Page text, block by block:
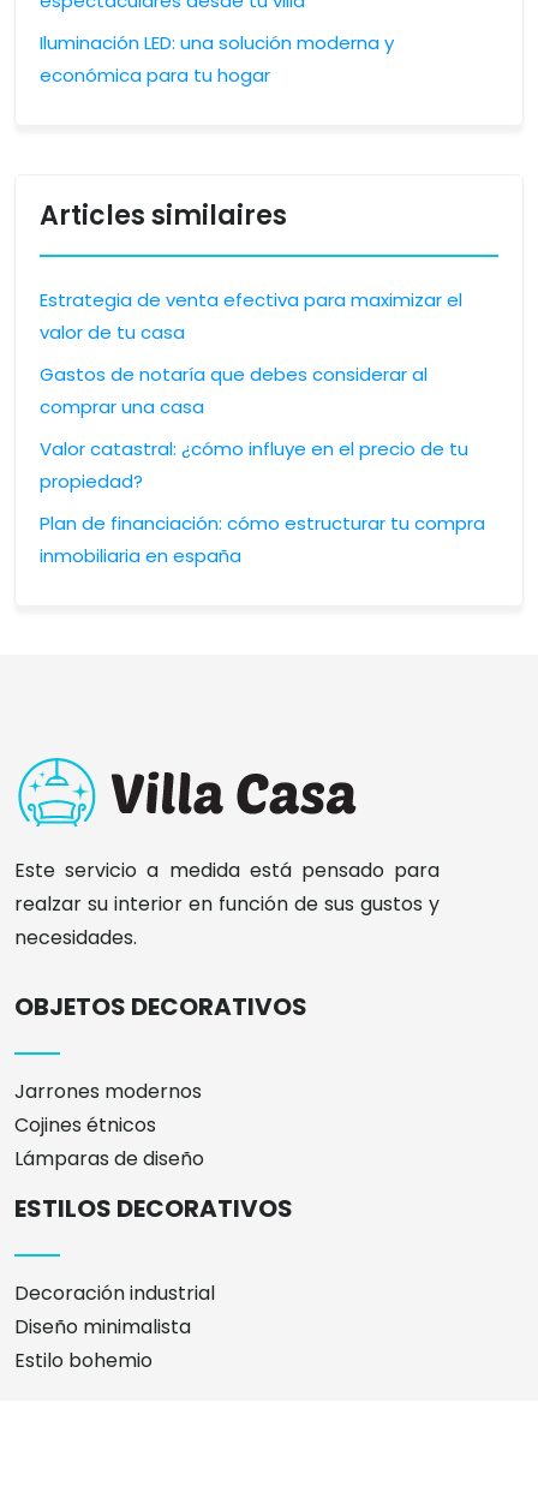
Iluminación LED: una solución moderna y
económica para tu hogar
Articles similaires
Estrategia de venta efectiva para maximizar el
valor de tu casa
Gastos de notaría que debes considerar al
comprar una casa
Valor catastral: ¿cómo influye en el precio de tu
propiedad?
Plan de financiación: cómo estructurar tu compra
inmobiliaria en españa
Este servicio a medida está pensado para
realzar su interior en función de sus gustos y
necesidades.
OBJETOS DECORATIVOS
Jarrones modernos
Cojines étnicos
Lámparas de diseño
ESTILOS DECORATIVOS
Decoración industrial
Diseño minimalista
Estilo bohemio